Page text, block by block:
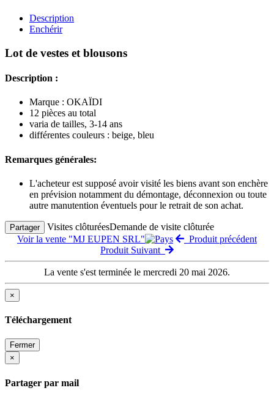
Description
Enchérir
Lot de vestes et blousons
Description :
Marque : OKAÏDI
12 pièces au total
varia de tailles, 3-14 ans
différentes couleurs : beige, bleu
Remarques générales:
L'acheteur est supposé avoir visité les biens avant son enchère
en prévision notamment du démontage, déconnexion ou toute
autre manutention éventuels pour le retrait de son achat.
Partager Visites clôturéesDemande de visite clôturée
Voir la vente "MJ EUPEN SRL"
Produit précédent
Produit Suivant
La vente s'est terminée le mercredi 20 mai 2026.
×
Téléchargement
Fermer
×
Partager par mail